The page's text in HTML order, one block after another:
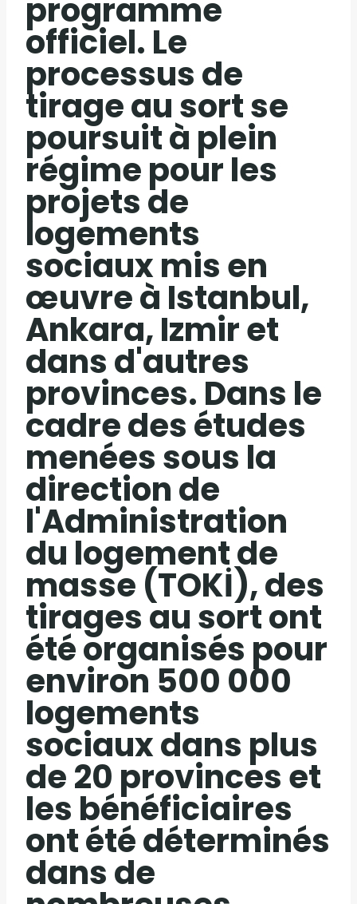
programme
officiel. Le
processus de
tirage au sort se
poursuit à plein
régime pour les
projets de
logements
sociaux mis en
œuvre à Istanbul,
Ankara, Izmir et
dans d'autres
provinces. Dans le
cadre des études
menées sous la
direction de
l'Administration
du logement de
masse (TOKİ), des
tirages au sort ont
été organisés pour
environ 500 000
logements
sociaux dans plus
de 20 provinces et
les bénéficiaires
ont été déterminés
dans de